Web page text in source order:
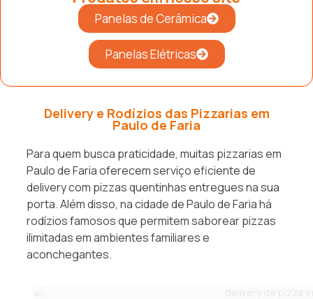
Panelas de Cerâmica
Panelas Elétricas
Delivery e Rodízios das Pizzarias em
Paulo de Faria
Para quem busca praticidade, muitas pizzarias em
Paulo de Faria oferecem serviço eficiente de
delivery com pizzas quentinhas entregues na sua
porta. Além disso, na cidade de Paulo de Faria há
rodízios famosos que permitem saborear pizzas
ilimitadas em ambientes familiares e
aconchegantes.